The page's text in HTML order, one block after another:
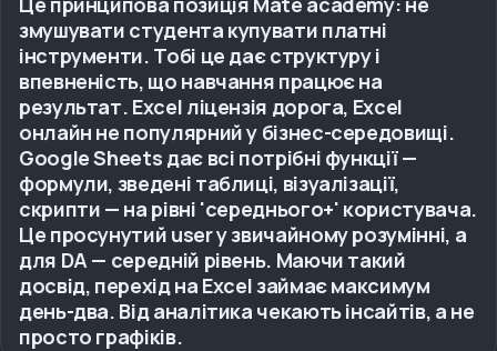
змушувати студента купувати платні
інструменти. Тобі це дає структуру і
впевненість, що навчання працює на
результат. Excel ліцензія дорога, Excel
онлайн не популярний у бізнес-середовищі.
Google Sheets дає всі потрібні функції —
формули, зведені таблиці, візуалізації,
скрипти — на рівні 'середнього+' користувача.
Це просунутий user у звичайному розумінні, а
для DA — середній рівень. Маючи такий
досвід, перехід на Excel займає максимум
день-два. Від аналітика чекають інсайтів, а не
просто графіків.